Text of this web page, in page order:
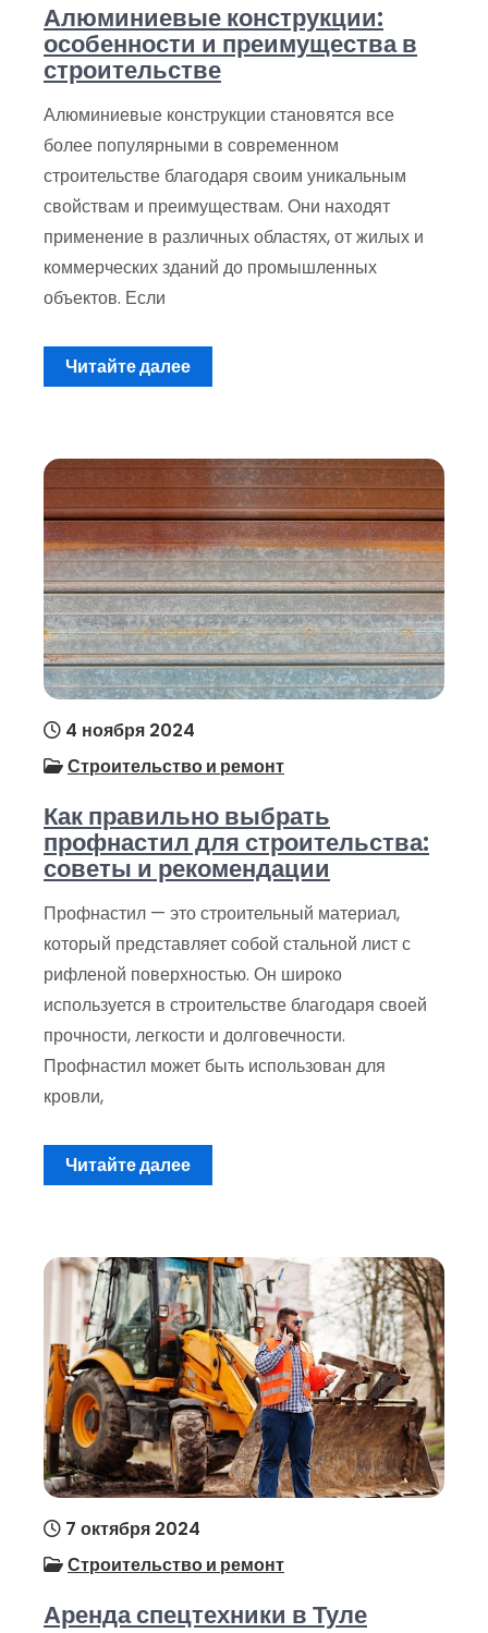
Алюминиевые конструкции:
особенности и преимущества в
строительстве
Алюминиевые конструкции становятся все
более популярными в современном
строительстве благодаря своим уникальным
свойствам и преимуществам. Они находят
применение в различных областях, от жилых и
коммерческих зданий до промышленных
объектов. Если
Читайте далее
4 ноября 2024
Строительство и ремонт
Как правильно выбрать
профнастил для строительства:
советы и рекомендации
Профнастил — это строительный материал,
который представляет собой стальной лист с
рифленой поверхностью. Он широко
используется в строительстве благодаря своей
прочности, легкости и долговечности.
Профнастил может быть использован для
кровли,
Читайте далее
7 октября 2024
Строительство и ремонт
Аренда спецтехники в Туле